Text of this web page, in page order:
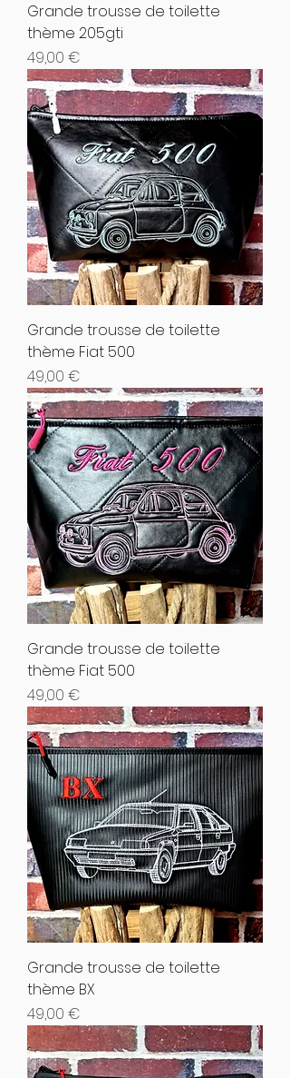
Grande trousse de toilette
thème 205gti
Hinta
49,00 €
Grande trousse de toilette
thème Fiat 500
Hinta
49,00 €
Grande trousse de toilette
thème Fiat 500
Hinta
49,00 €
Grande trousse de toilette
thème BX
Hinta
49,00 €